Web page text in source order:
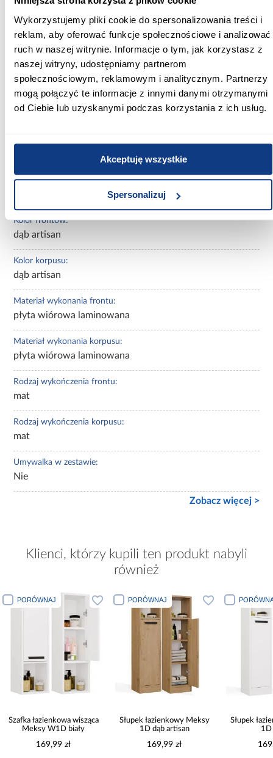
Wykorzystujemy pliki cookie do spersonalizowania treści i
reklam, aby oferować funkcje społecznościowe i analizować
ruch w naszej witrynie. Informacje o tym, jak korzystasz z
naszej witryny, udostępniamy partnerom
społecznościowym, reklamowym i analitycznym. Partnerzy
mogą połączyć te informacje z innymi danymi otrzymanymi
od Ciebie lub uzyskanymi podczas korzystania z ich usług.
Akceptuję wszystkie
Spersonalizuj
funkcjonalnych mebli w dekorze dąb artisan, które pomagają
utrzymać porządek i estetyczny wygląd wnętrza.
Informacje Informacje o produkcie
Szerokość [cm]:
25.50
Wysokość [cm]:
Kolor frontów:
dąb artisan
Kolor korpusu:
dąb artisan
Materiał wykonania frontu:
płyta wiórowa laminowana
Materiał wykonania korpusu:
płyta wiórowa laminowana
Rodzaj wykończenia frontu:
mat
Rodzaj wykończenia korpusu:
mat
Umywalka w zestawie:
Nie
Zobacz więcej >
Klienci, którzy kupili ten produkt nabyli
również
PORÓWNAJ
Szafka łazienkowa wisząca
Meksy W1D biały
169,99 zł
PORÓWNAJ
Słupek łazienkowy Meksy
1D dąb artisan
169,99 zł
Słupek
1D